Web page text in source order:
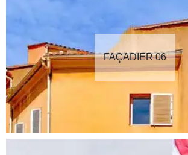
FAÇADIER 06